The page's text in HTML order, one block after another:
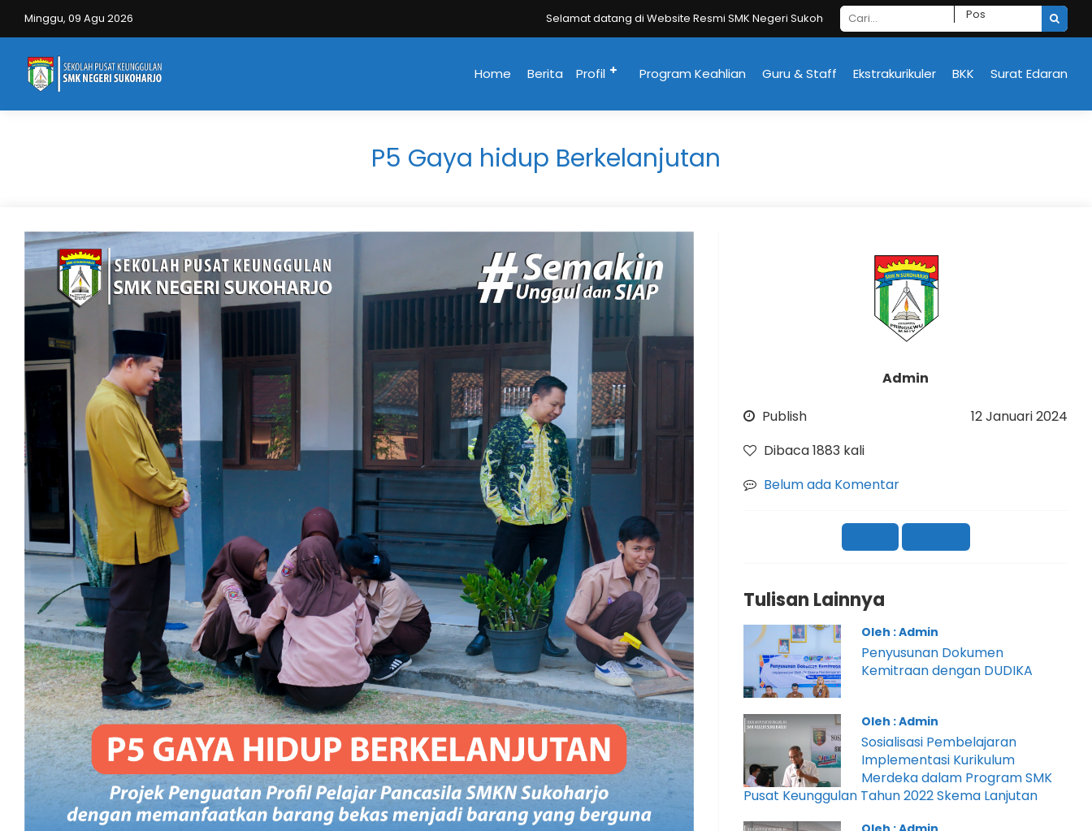
Minggu, 09 Agu 2026 Selamat datang di Website Resmi SMK Negeri Sukoharjo
Home Berita Profil Program Keahlian Guru & Staff Ekstrakurikuler BKK Surat Edaran
P5 Gaya hidup Berkelanjutan
Admin
Publish
12 Januari 2024
Dibaca 1883 kali
Belum ada Komentar
Tulisan Lainnya
Oleh : Admin
Penyusunan Dokumen
Kemitraan dengan DUDIKA
Oleh : Admin
Sosialisasi Pembelajaran
Implementasi Kurikulum
Merdeka dalam Program SMK
Pusat Keunggulan Tahun 2022 Skema Lanjutan